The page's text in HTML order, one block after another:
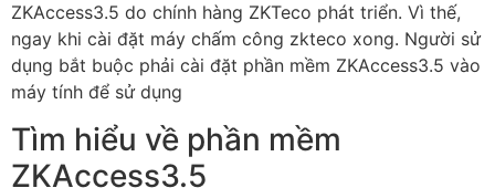
ZKAccess3.5 do chính hàng ZKTeco phát triển. Vì thế,
ngay khi cài đặt máy chấm công zkteco xong. Người sử
dụng bắt buộc phải cài đặt phần mềm ZKAccess3.5 vào
máy tính để sử dụng
Tìm hiểu về phần mềm
ZKAccess3.5